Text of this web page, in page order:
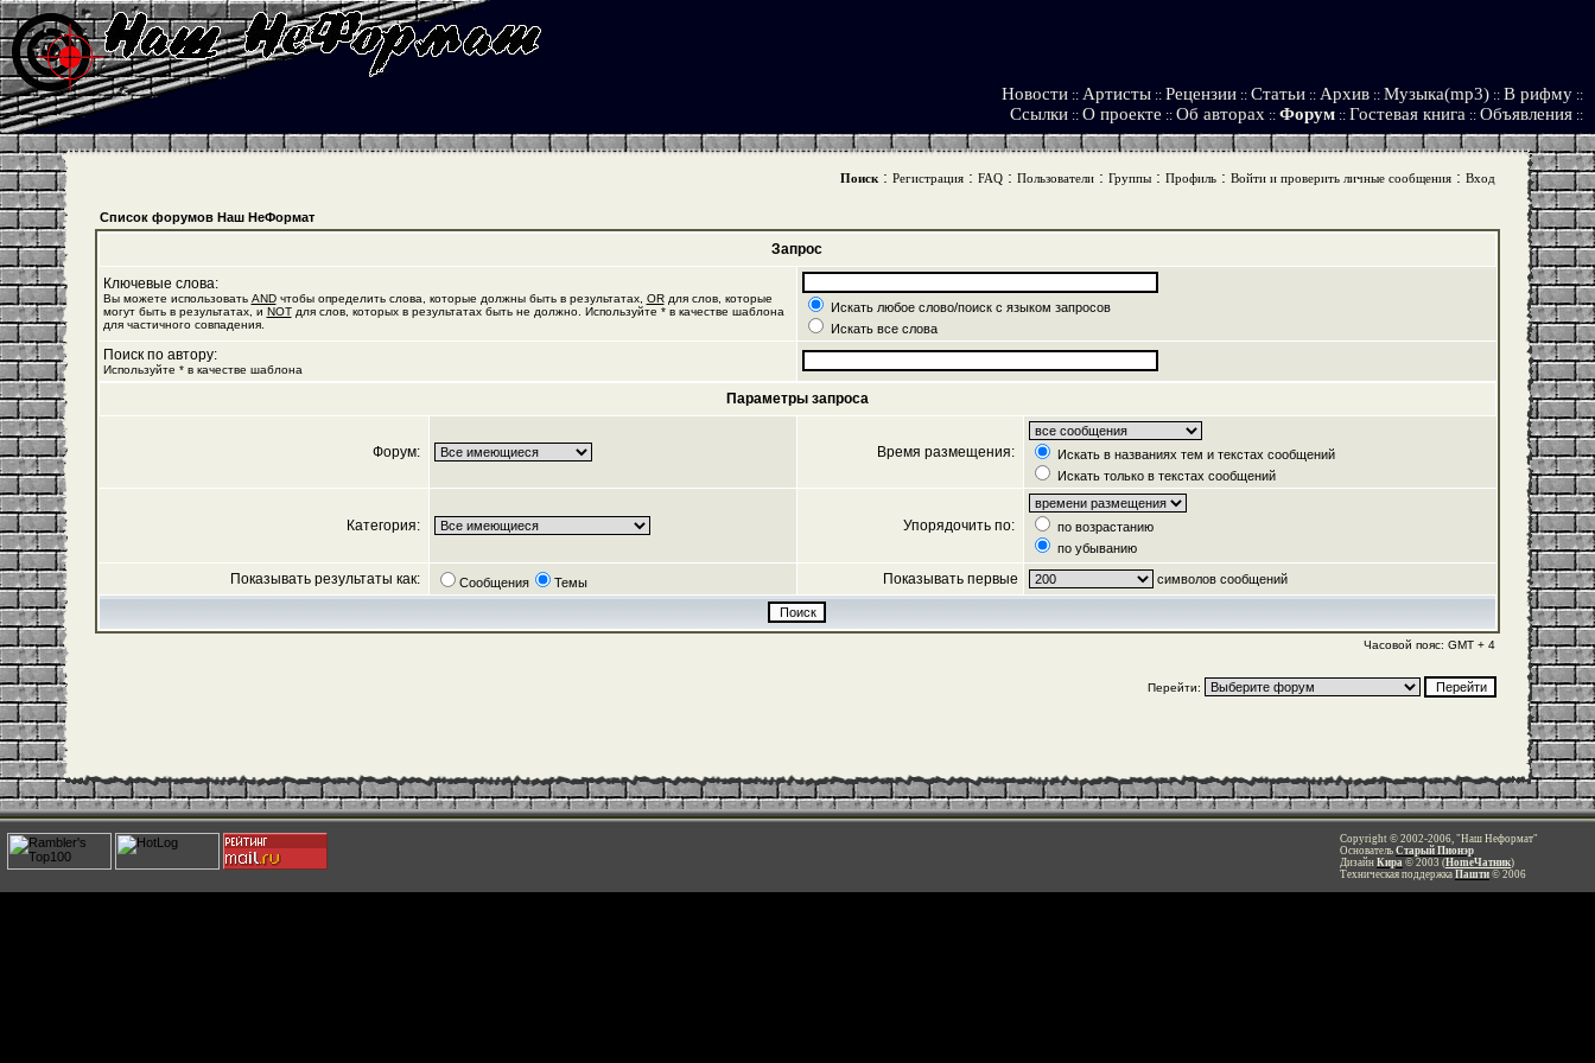
Новости :: Артисты :: Рецензии :: Статьи :: Архив :: Музыка(mp3) :: В рифму ::
Ссылки :: О проекте :: Об авторах :: Форум :: Гостевая книга :: Объявления ::
Поиск: Регистрация: FAQ: Пользователи: Группы: Профиль: Войти и проверить личные сообщения: Вход
Список форумов Наш НеФормат
Запрос
Ключевые слова:
Вы можете использовать ANDчтобы определить слова, которые должны быть в результатах, ORдля слов, которые
могут быть в результатах, и NOTдля слов, которых в результатах быть не должно. Используйте * в качестве шаблона
для частичного совпадения.
Искать любое слово/поиск с языком запросов
Искать все слова
Поиск по автору:
Используйте * в качестве шаблона
Параметры запроса
Форум: Время размещения:
Искать в названиях тем и текстах сообщений
Искать только в текстах сообщений
Категория: Упорядочить по:
по возрастанию
по убыванию
Показывать результаты как: Сообщения Темы Показывать первые символов сообщений
Часовой пояс: GMT + 4
Перейти:
Copyright © 2002-2006, "Наш Неформат"
Основатель Старый Пионэр
Дизайн Кира © 2003 (HomeЧатник)
Техническая поддержка Пашти © 2006